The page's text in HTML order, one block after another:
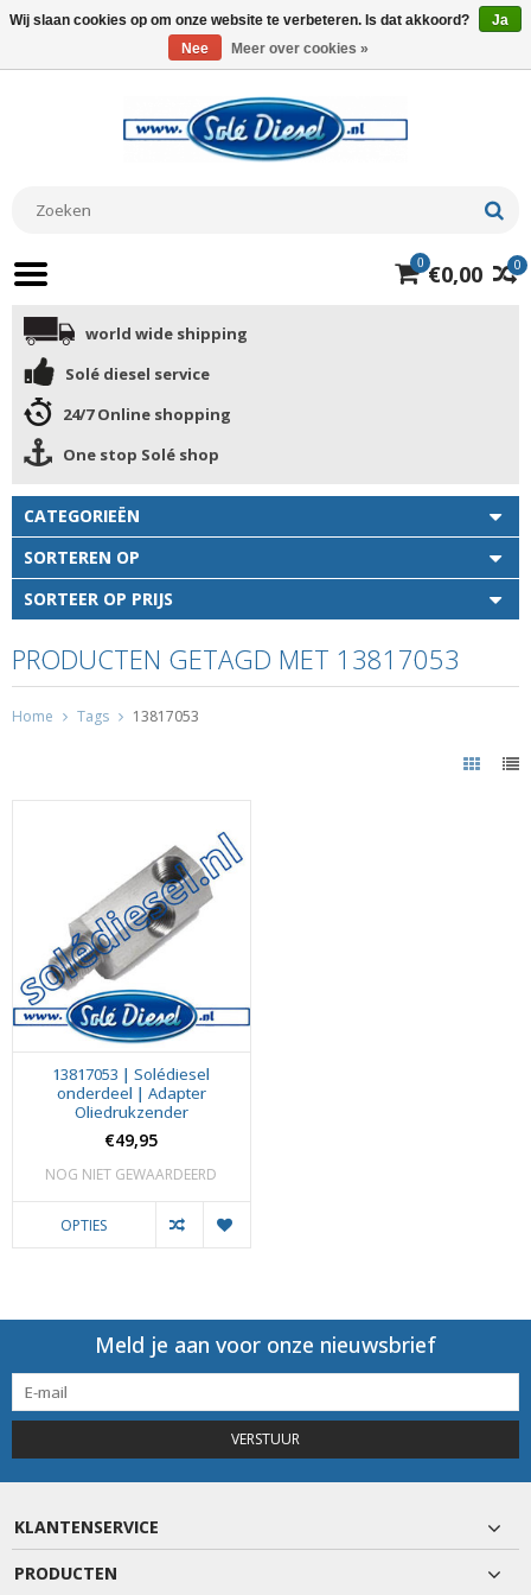
0
0 €0,00
world wide shipping
Solé diesel service
24/7 Online shopping
One stop Solé shop
CATEGORIEËN
SORTEREN OP
SORTEER OP PRIJS
PRODUCTEN GETAGD MET 13817053
Home Tags 13817053
13817053 | Solédiesel
onderdeel | Adapter
Oliedrukzender
€49,95
NOG NIET GEWAARDEERD
OPTIES
Meld je aan voor onze nieuwsbrief
VERSTUUR
KLANTENSERVICE
PRODUCTEN
Wij slaan cookies op om onze website te verbeteren. Is dat akkoord?
Ja
Nee
Meer over cookies »